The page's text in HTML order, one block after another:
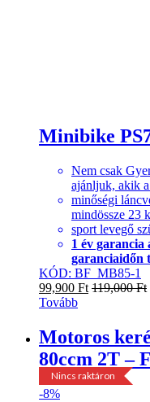
Minibike
Nem csak
ajánljuk, akik
minőségi
mindössze 23
sport levegő
1 év
garanciaidőn
KÓD: BF_MB85-1
99,900 Ft 119,000Ft
Tovább
Nincs raktáron
Motoros
80ccm 2T –
-8%